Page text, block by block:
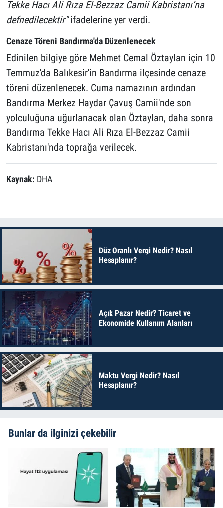
Tekke Hacı Ali Rıza El-Bezzaz Camii Kabristanı’na
defnedilecektir"ifadelerine yer verdi.
Cenaze Töreni Bandırma'da Düzenlenecek
Edinilen bilgiye göre Mehmet Cemal Öztaylan için 10
Temmuz'da Balıkesir'in Bandırma ilçesinde cenaze
töreni düzenlenecek. Cuma namazının ardından
Bandırma Merkez Haydar Çavuş Camii'nde son
yolculuğuna uğurlanacak olan Öztaylan, daha sonra
Bandırma Tekke Hacı Ali Rıza El-Bezzaz Camii
Kabristanı'nda toprağa verilecek.
Kaynak: DHA
Düz Oranlı Vergi Nedir? Nasıl
Hesaplanır?
Açık Pazar Nedir? Ticaret ve
Ekonomide Kullanım Alanları
Maktu Vergi Nedir? Nasıl
Hesaplanır?
Bunlar da ilginizi çekebilir